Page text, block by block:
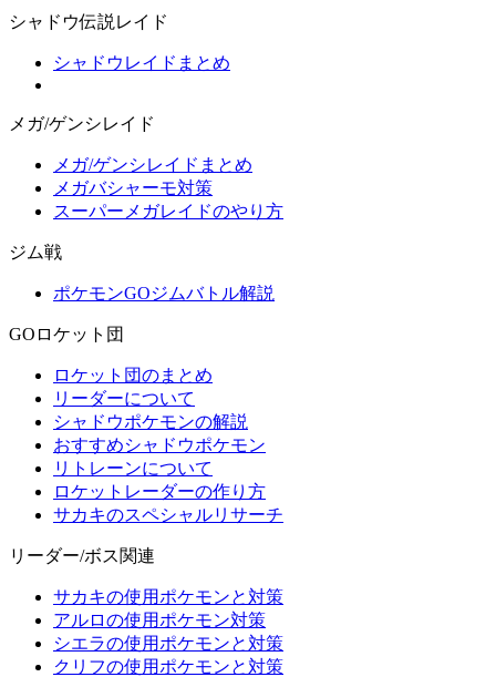
シャドウ伝説レイド
シャドウレイドまとめ
メガ/ゲンシレイド
メガ/ゲンシレイドまとめ
メガバシャーモ対策
スーパーメガレイドのやり方
ジム戦
ポケモンGOジムバトル解説
GOロケット団
ロケット団のまとめ
リーダーについて
シャドウポケモンの解説
おすすめシャドウポケモン
リトレーンについて
ロケットレーダーの作り方
サカキのスペシャルリサーチ
リーダー/ボス関連
サカキの使用ポケモンと対策
アルロの使用ポケモン対策
シエラの使用ポケモンと対策
クリフの使用ポケモンと対策